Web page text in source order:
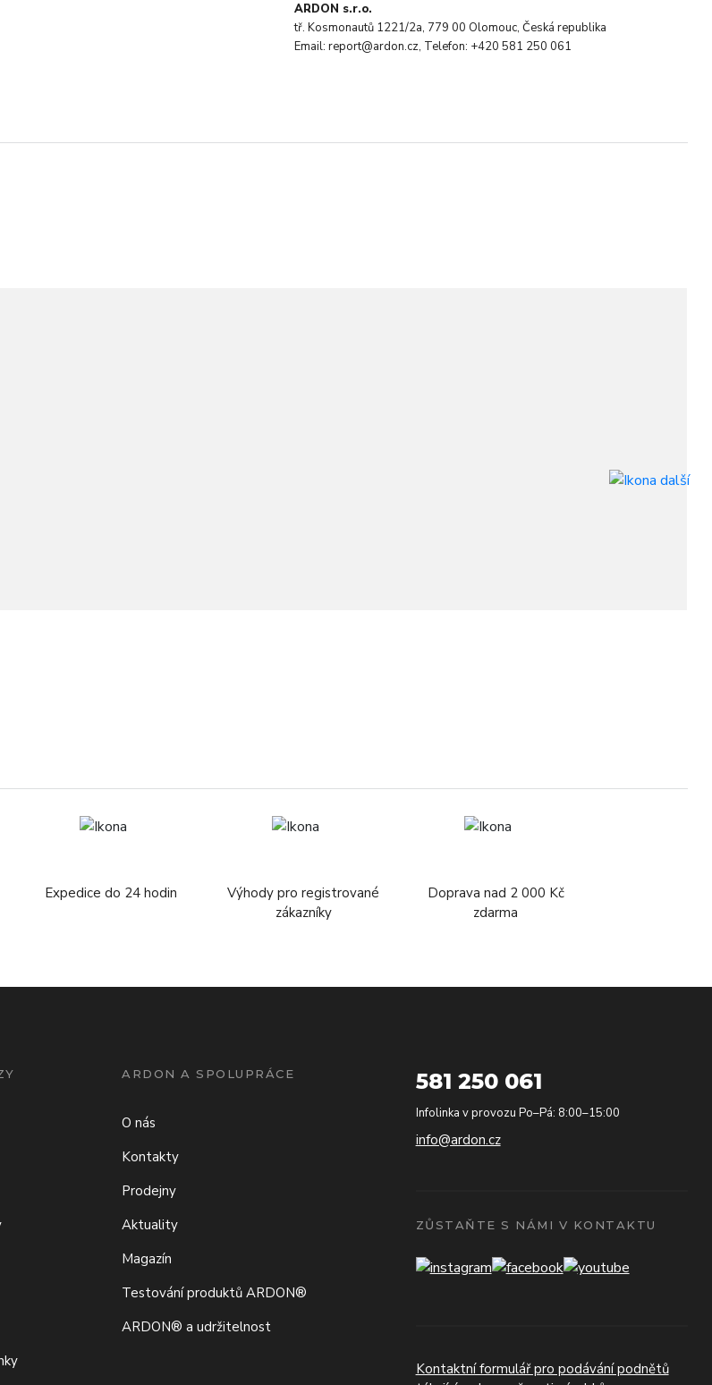
ARDON s.r.o.
tř. Kosmonautů 1221/2a, 779 00 Olomouc, Česká republika
Email: report@ardon.cz, Telefon: +420 581 250 061
Expedice do 24 hodin
Výhody pro registrované
zákazníky
Doprava nad 2 000 Kč
zdarma
ARDON A SPOLUPRÁCE
O nás
Kontakty
Prodejny
Aktuality
Magazín
Testování produktů ARDON®
ARDON® a udržitelnost
581 250 061
Infolinka v provozu Po–Pá: 8:00–15:00
info@ardon.cz
ZŮSTAŇTE S NÁMI V KONTAKTU
Kontaktní formulář pro podávání podnětů